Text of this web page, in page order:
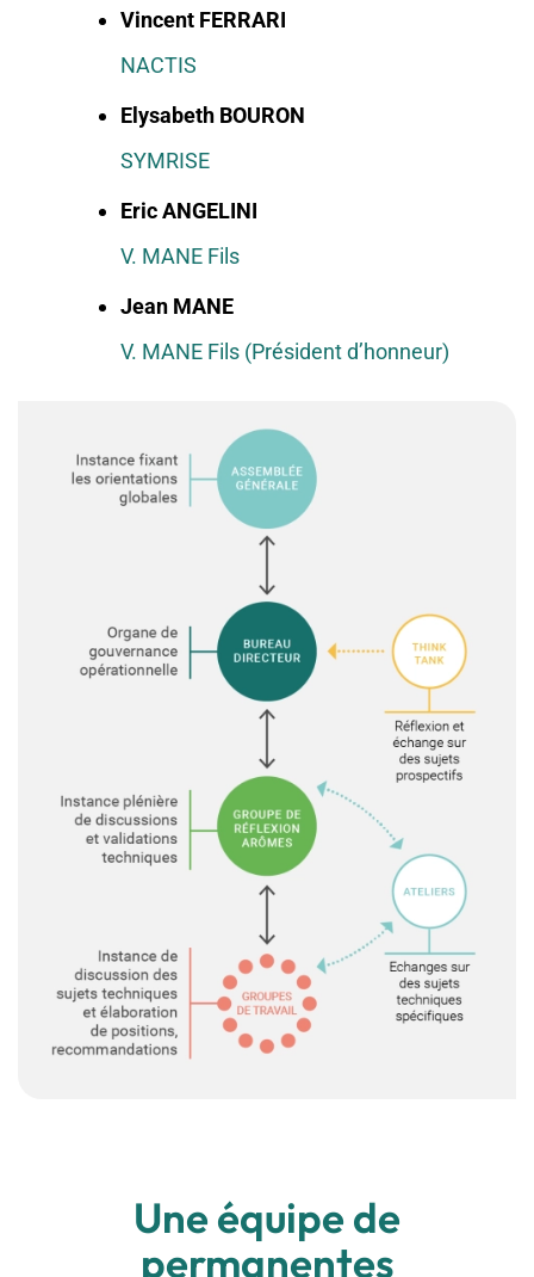
Vincent FERRARI
NACTIS
Elysabeth BOURON
SYMRISE
Eric ANGELINI
V. MANE Fils
Jean MANE
V. MANE Fils (Président d’honneur)
Une équipe de
permanentes